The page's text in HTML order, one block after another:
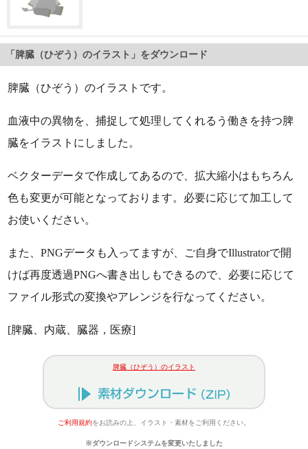
「脾臓（ひぞう）のイラスト」をダウンロード
脾臓（ひぞう）のイラストです。
血液中の異物を、捕捉して処理してくれるう働きを持つ脾
臓をイラストにしました。
ベクターデータで作成してあるので、拡大縮小はもちろん
色も変更が可能となっております。必要に応じて加工して
お使いください。
また、PNGデータも入ってますが、ご自身でIllustratorで開
けば再度透過PNGへ書き出しもできるので、必要に応じて
ファイル形式の変換やアレンジを行なってください。
[脾臓、内蔵、臓器，医療]
脾臓（ひぞう）のイラスト
ご利用規約をお読みの上、イラスト・素材をご利用ください。
※ダウンロードシステムを変更いたしました